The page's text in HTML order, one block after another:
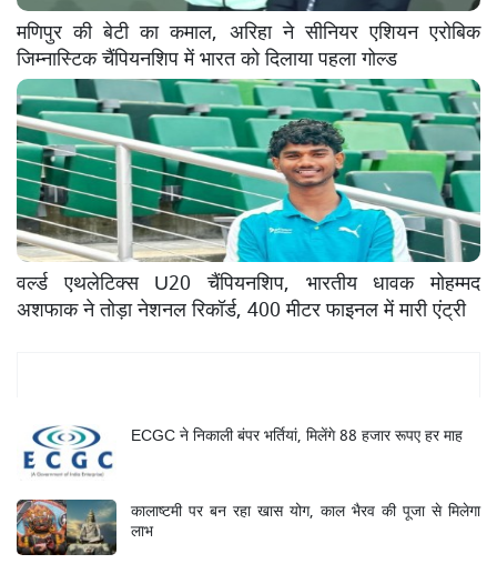
मणिपुर की बेटी का कमाल, अरिहा ने सीनियर एशियन एरोबिक
जिम्नास्टिक चैंपियनशिप में भारत को दिलाया पहला गोल्ड
वर्ल्ड एथलेटिक्स U20 चैंपियनशिप, भारतीय धावक मोहम्मद
अशफाक ने तोड़ा नेशनल रिकॉर्ड, 400 मीटर फाइनल में मारी एंट्री
ECGC ने निकाली बंपर भर्तियां, मिलेंगे 88 हजार रूपए हर माह
कालाष्टमी पर बन रहा खास योग, काल भैरव की पूजा से मिलेगा
लाभ